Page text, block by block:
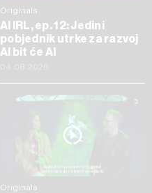
Originals
AI IRL, ep. 12: Jedini
pobjednik utrke za razvoj
AI bit će AI
Originals